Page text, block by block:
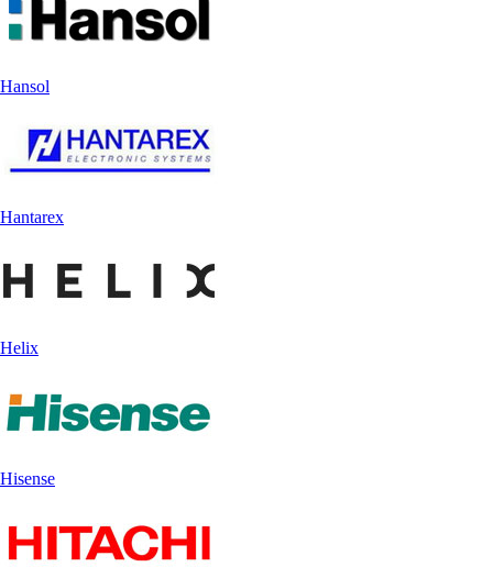
Hansol
Hantarex
Helix
Hisense